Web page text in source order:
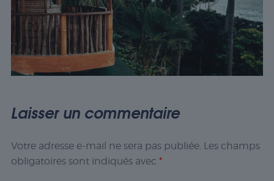
Laisser un commentaire
Votre adresse e-mail ne sera pas publiée. Les champs
obligatoires sont indiqués avec *